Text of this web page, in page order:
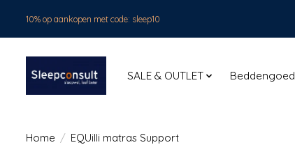
10% op aankopen met code: sleep10
SALE & OUTLET Beddengoed
Home / EQUilli matras Support